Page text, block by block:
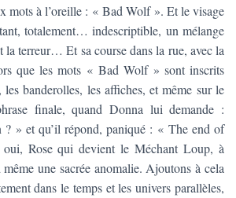
mots à l’oreille : « Bad Wolf ». Et le visage
totalement… indescriptible, un mélange
la terreur… Et sa course dans la rue, avec la
que les mots « Bad Wolf » sont inscrits
banderolles, les affiches, et même sur le
finale, quand Donna lui demande :
? » et qu’il répond, paniqué : « The end of
Rose qui devient le Méchant Loup, à
même une sacrée anomalie. Ajoutons à cela
dans le temps et les univers parallèles,